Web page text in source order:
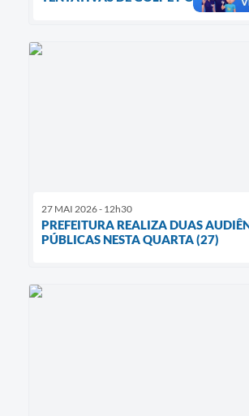
27 MAI 2026 - 12h30
PREFEITURA REALIZA DUAS
PÚBLICAS NESTA QUARTA (27)